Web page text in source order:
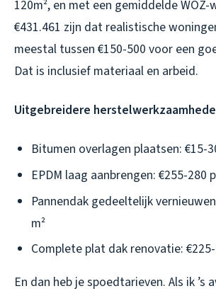
120m², en met een gemiddelde WOZ-
€431.461 zijn dat realistische
meestal tussen €150-500 voor een
Dat is inclusief materiaal en arbeid.
Uitgebreidere
Bitumen overlagen plaatsen: €15-
EPDM laag aanbrengen: €255-280
Pannendak gedeeltelijk
m²
Complete plat dak renovatie:
En dan heb je spoedtarieven. Als ik ’s